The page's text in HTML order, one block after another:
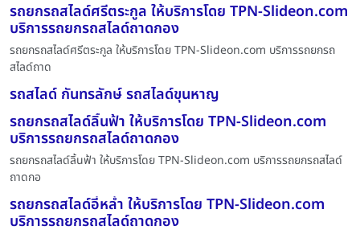
รถยกรถสไลด์ศรีตระกูล ให้บริการโดย TPN-Slideon.com
บริการรถยกรถสไลด์ถาดกอง
รถยกรถสไลด์ศรีตระกูล ให้บริการโดย TPN-Slideon.com บริการรถยกรถ
สไลด์ถาด
รถสไลด์ กันทรลักษ์ รถสไลด์ขุนหาญ
รถยกรถสไลด์ลิ้นฟ้า ให้บริการโดย TPN-Slideon.com
บริการรถยกรถสไลด์ถาดกอง
รถยกรถสไลด์ลิ้นฟ้า ให้บริการโดย TPN-Slideon.com บริการรถยกรถสไลด์
ถาดกอ
รถยกรถสไลด์อี่หล่ำ ให้บริการโดย TPN-Slideon.com
บริการรถยกรถสไลด์ถาดกอง